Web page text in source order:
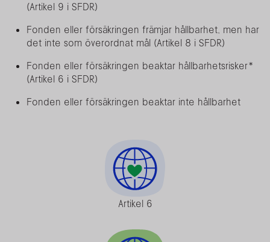
(Artikel 9 i SFDR)
Fonden eller försäkringen främjar hållbarhet, men har
det inte som överordnat mål (Artikel 8 i SFDR)
Fonden eller försäkringen beaktar hållbarhetsrisker*
(Artikel 6 i SFDR)
Fonden eller försäkringen beaktar inte hållbarhet
Artikel 6